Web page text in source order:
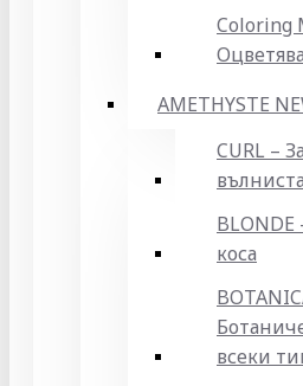
Coloring
AMETHYSTE
CURL –
BLONDE
коса
всеки